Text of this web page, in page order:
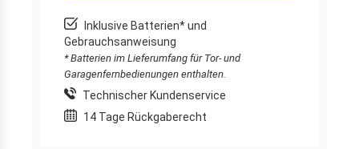
Inklusive Batterien* und
Gebrauchsanweisung
* Batterien im Lieferumfang für Tor- und
Garagenfernbedienungen enthalten.
Technischer Kundenservice
14 Tage Rückgaberecht